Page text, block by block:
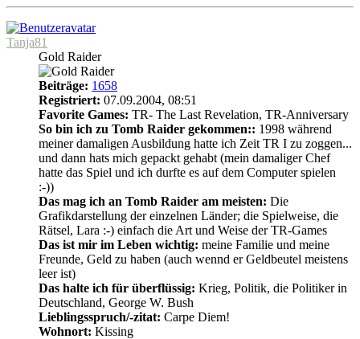
Tanja81
Gold Raider
Beiträge: 1658
Registriert: 07.09.2004, 08:51
Favorite Games: TR- The Last Revelation, TR-Anniversary
So bin ich zu Tomb Raider gekommen:: 1998 während
meiner damaligen Ausbildung hatte ich Zeit TR I zu zoggen...
und dann hats mich gepackt gehabt (mein damaliger Chef
hatte das Spiel und ich durfte es auf dem Computer spielen
:-))
Das mag ich an Tomb Raider am meisten: Die
Grafikdarstellung der einzelnen Länder; die Spielweise, die
Rätsel, Lara :-) einfach die Art und Weise der TR-Games
Das ist mir im Leben wichtig: meine Familie und meine
Freunde, Geld zu haben (auch wennd er Geldbeutel meistens
leer ist)
Das halte ich für überflüssig: Krieg, Politik, die Politiker in
Deutschland, George W. Bush
Lieblingsspruch/-zitat: Carpe Diem!
Wohnort: Kissing